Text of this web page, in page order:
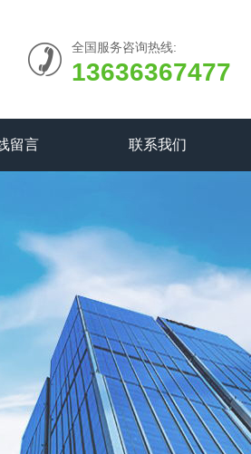
全国服务咨询热线:
13636367477
留言 联系我们